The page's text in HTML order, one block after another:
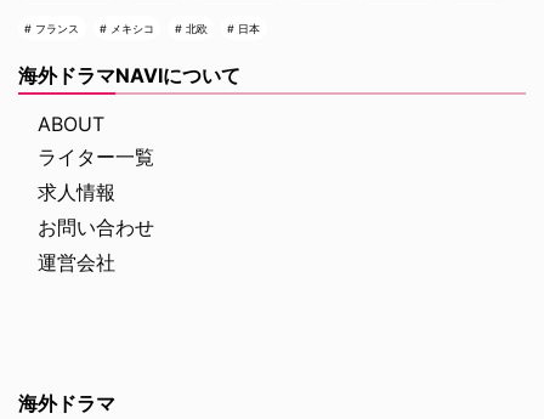
フランス メキシコ 北欧 日本
海外ドラマNAVIについて
ABOUT
ライター一覧
求人情報
お問い合わせ
運営会社
海外ドラマ